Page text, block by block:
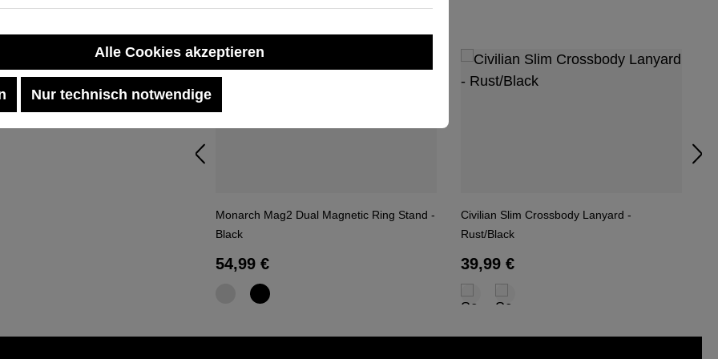
Produktgalerie überspringen
Monarch Mag2 Dual Magnetic Ring Stand -
Black
Regulärer Preis:
54,99 €
Civilian Slim Crossbody Lanyard -
Rust/Black
Regulärer Preis:
39,99 €
Alle Cookies akzeptieren
Nur technisch notwendige